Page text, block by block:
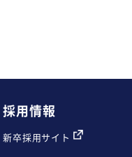
採用情報
新卒採用サイト